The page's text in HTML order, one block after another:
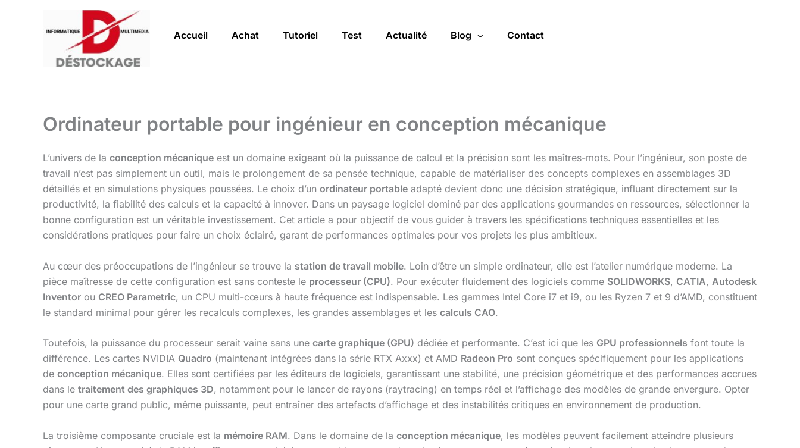
Accueil Achat Tutoriel Test Actualité Blog Contact
Ordinateur portable pour ingénieur en conception mécanique
L’univers de la conception mécanique est un domaine exigeant où la puissance de calcul et la précision sont les maîtres-mots. Pour l’ingénieur, son poste de
travail n’est pas simplement un outil, mais le prolongement de sa pensée technique, capable de matérialiser des concepts complexes en assemblages 3D
détaillés et en simulations physiques poussées. Le choix d’un ordinateur portable adapté devient donc une décision stratégique, influant directement sur la
productivité, la fiabilité des calculs et la capacité à innover. Dans un paysage logiciel dominé par des applications gourmandes en ressources, sélectionner la
bonne configuration est un véritable investissement. Cet article a pour objectif de vous guider à travers les spécifications techniques essentielles et les
considérations pratiques pour faire un choix éclairé, garant de performances optimales pour vos projets les plus ambitieux.
Au cœur des préoccupations de l’ingénieur se trouve la station de travail mobile. Loin d’être un simple ordinateur, elle est l’atelier numérique moderne. La
pièce maîtresse de cette configuration est sans conteste le processeur (CPU). Pour exécuter fluidement des logiciels comme SOLIDWORKS, CATIA, Autodesk
Inventor ou CREO Parametric, un CPU multi-cœurs à haute fréquence est indispensable. Les gammes Intel Core i7 et i9, ou les Ryzen 7 et 9 d’AMD, constituent
le standard minimal pour gérer les recalculs complexes, les grandes assemblages et les calculs CAO.
Toutefois, la puissance du processeur serait vaine sans une carte graphique (GPU) dédiée et performante. C’est ici que les GPU professionnels font toute la
différence. Les cartes NVIDIA Quadro (maintenant intégrées dans la série RTX Axxx) et AMD Radeon Pro sont conçues spécifiquement pour les applications
de conception mécanique. Elles sont certifiées par les éditeurs de logiciels, garantissant une stabilité, une précision géométrique et des performances accrues
dans le traitement des graphiques 3D, notamment pour le lancer de rayons (raytracing) en temps réel et l’affichage des modèles de grande envergure. Opter
pour une carte grand public, même puissante, peut entraîner des artefacts d’affichage et des instabilités critiques en environnement de production.
La troisième composante cruciale est la mémoire RAM. Dans le domaine de la conception mécanique, les modèles peuvent facilement atteindre plusieurs